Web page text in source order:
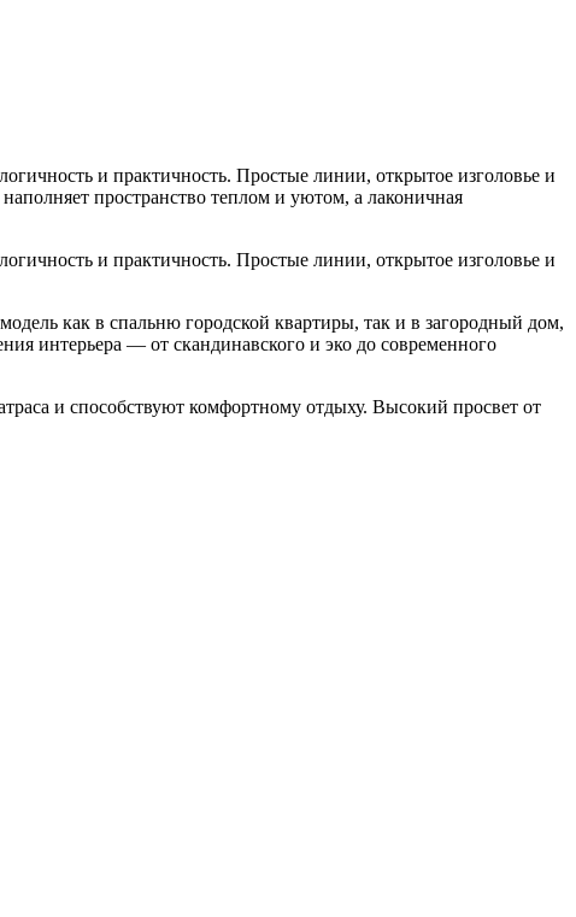
и практичность. Простые линии, открытое изголовье и
пространство теплом и уютом, а лаконичная
и практичность. Простые линии, открытое изголовье и
как в спальню городской квартиры, так и в загородный дом,
интерьера — от скандинавского и эко до современного
и способствуют комфортному отдыху. Высокий просвет от